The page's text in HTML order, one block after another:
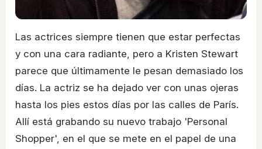
Las actrices siempre tienen que estar perfectas
y con una cara radiante, pero a Kristen Stewart
parece que últimamente le pesan demasiado los
días. La actriz se ha dejado ver con unas ojeras
hasta los pies estos días por las calles de París.
Allí está grabando su nuevo trabajo 'Personal
Shopper', en el que se mete en el papel de una